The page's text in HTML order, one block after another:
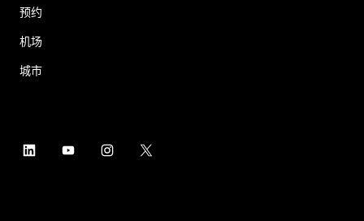
预约
机场
城市